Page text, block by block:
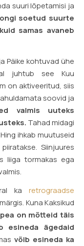
suuri lõpetamisi ja
soetud suurte
samas avaneb
Päike kohtuvad ühe
juhtub see Kuu
on aktiveeritud, siis
soovid ja
valmis uuteks
Tahad midagi
ihkab muutuseid
Siinjuures
liiga tormakas ega
ka retrograadse
Kuna Kaksikud
pea on mõtteid täis
esineda ägedaid
võib esineda ka